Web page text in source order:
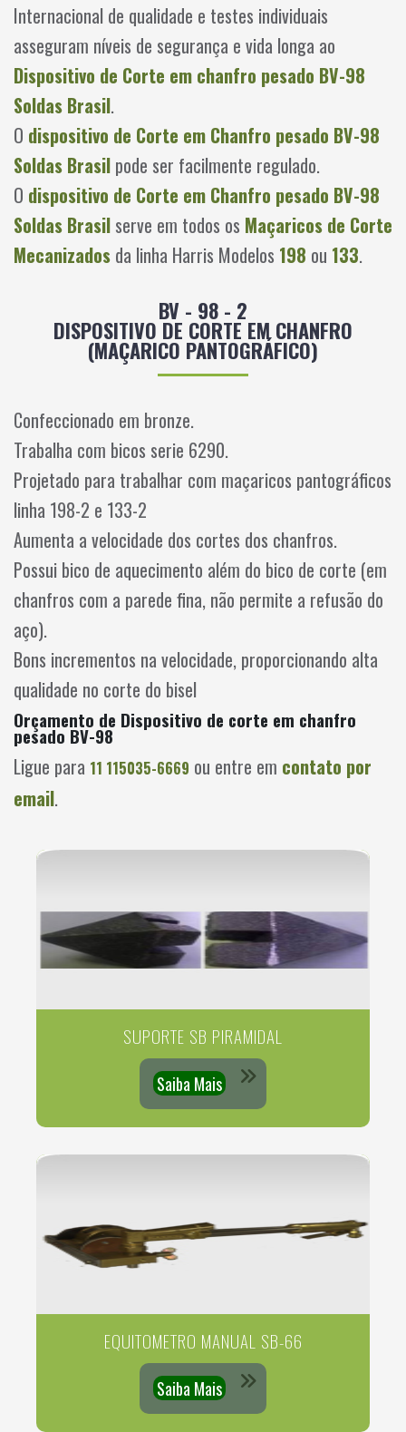
Internacional de qualidade e testes individuais
asseguram níveis de segurança e vida longa ao
Dispositivo de Corte em chanfro pesado BV-98
Soldas Brasil.
O dispositivo de Corte em Chanfro pesado BV-98
Soldas Brasil pode ser facilmente regulado.
O dispositivo de Corte em Chanfro pesado BV-98
Soldas Brasil serve em todos os Maçaricos de Corte
Mecanizados da linha Harris Modelos 198 ou 133.
BV - 98 - 2
DISPOSITIVO DE CORTE EM CHANFRO
(MAÇARICO PANTOGRÁFICO)
Confeccionado em bronze.
Trabalha com bicos serie 6290.
Projetado para trabalhar com maçaricos pantográficos
linha 198-2 e 133-2
Aumenta a velocidade dos cortes dos chanfros.
Possui bico de aquecimento além do bico de corte (em
chanfros com a parede fina, não permite a refusão do
aço).
Bons incrementos na velocidade, proporcionando alta
qualidade no corte do bisel
Orçamento de Dispositivo de corte em chanfro
pesado BV-98
Ligue para 11 115035-6669 ou entre em contato por
email.
SUPORTE SB PIRAMIDAL
Saiba Mais
EQUITOMETRO MANUAL SB-66
Saiba Mais